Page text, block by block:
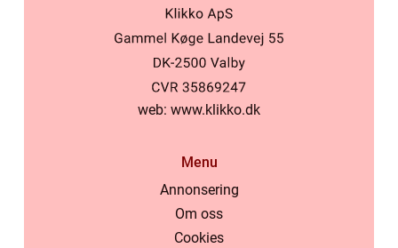
web: www.klikko.dk
Menu
Annonsering
Om oss
Cookies